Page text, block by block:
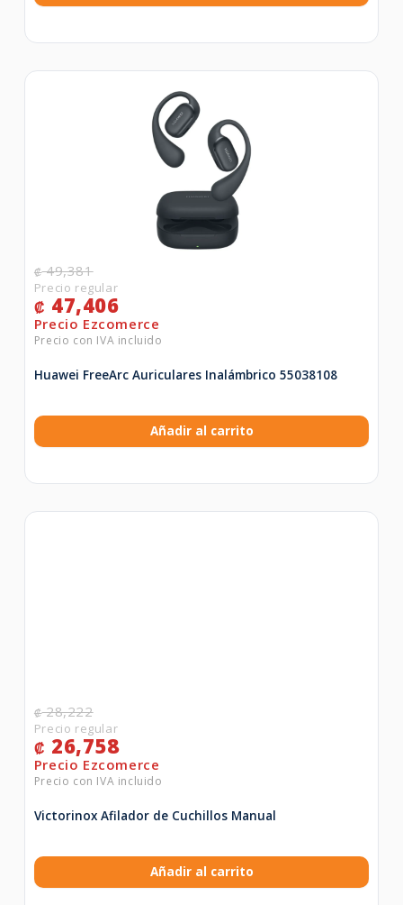
₡49,381
₡ 47,406
Huawei FreeArc Auriculares Inalámbrico 55038108
Añadir al carrito
₡28,222
₡ 26,758
Victorinox Afilador de Cuchillos Manual
Añadir al carrito